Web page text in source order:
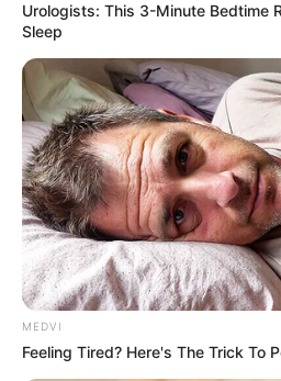
Urologists: This 3-Minute Bedtime
Sleep
MEDVI
Feeling Tired? Here's The Trick To